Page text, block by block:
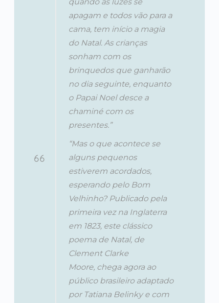
apagam e todos vão para a
cama, tem início a magia
do Natal. As crianças
sonham com os
brinquedos que ganharão
no dia seguinte, enquanto
o Papai Noel desce a
chaminé com os
presentes.”
“Mas o que acontece se
alguns pequenos
estiverem acordados,
esperando pelo Bom
Velhinho? Publicado pela
primeira vez na Inglaterra
em 1823, este clássico
poema de Natal, de
Clement Clarke
Moore, chega agora ao
público brasileiro adaptado
por Tatiana Belinky e com